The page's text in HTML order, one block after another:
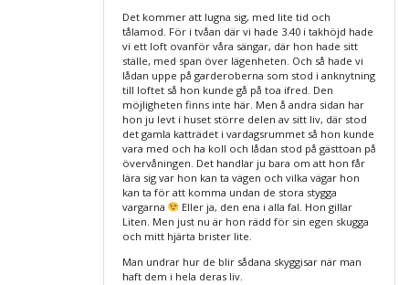
Det kommer att lugna sig, med lite tid och
tålamod. För i tvåan där vi hade 3.40 i takhöjd hade
vi ett loft ovanför våra sängar, där hon hade sitt
ställe, med span över lägenheten. Och så hade vi
lådan uppe på garderoberna som stod i anknytning
till loftet så hon kunde gå på toa ifred. Den
möjligheten finns inte här. Men å andra sidan har
hon ju levt i huset större delen av sitt liv, där stod
det gamla katträdet i vardagsrummet så hon kunde
vara med och ha koll och lådan stod på gästtoan på
övervåningen. Det handlar ju bara om att hon får
lära sig var hon kan ta vägen och vilka vägar hon
kan ta för att komma undan de stora stygga
vargarna
Eller ja, den ena i alla fal. Hon gillar
Liten. Men just nu är hon rädd för sin egen skugga
och mitt hjärta brister lite.
Man undrar hur de blir sådana skyggisar när man
haft dem i hela deras liv.